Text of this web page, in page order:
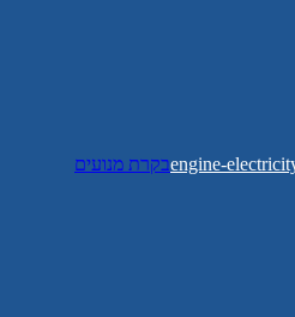
בקרת מנועים